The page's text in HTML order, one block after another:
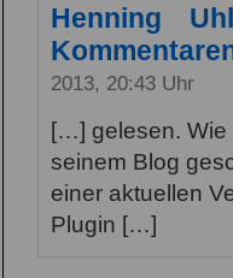
Henning
2013, 20:43 Uhr
[…] gelesen. Wie
seinem Blog
einer aktuellen
Plugin […]